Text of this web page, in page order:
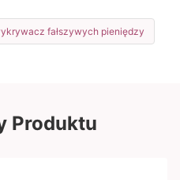
fałszywych pieniędzy
Produktu